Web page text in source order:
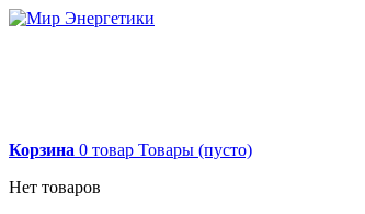
Корзина 0 товар Товары (пусто)
Нет товаров